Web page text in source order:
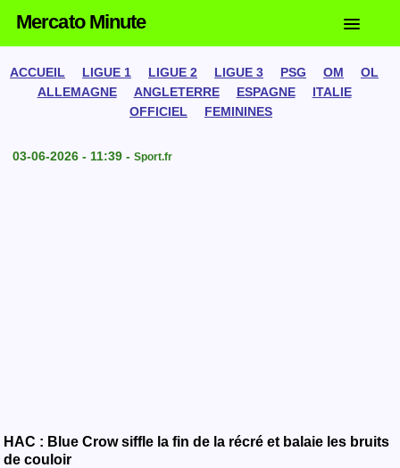
Mercato Minute
ACCUEIL LIGUE 1 LIGUE 2 LIGUE 3 PSG OM
OL
ALLEMAGNE
ANGLETERRE ESPAGNE
ITALIE
OFFICIEL
FEMININES
03-06-2026 - 11:39 - Sport.fr
HAC : Blue Crow siffle la fin de la récré et balaie les bruits
de couloir